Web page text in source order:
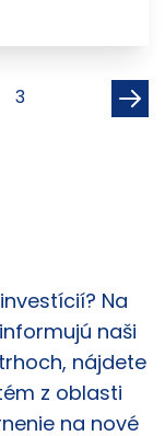
3
Na
naši
nájdete
z oblasti
na nové